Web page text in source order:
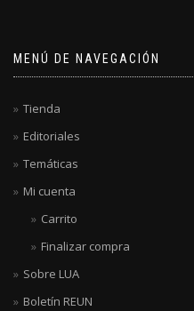
MENÚ DE NAVEGACIÓN
Tienda
Editoriales
Temáticas
Mi cuenta
Carrito
Finalizar compra
Sobre LUA
Boletín REUN